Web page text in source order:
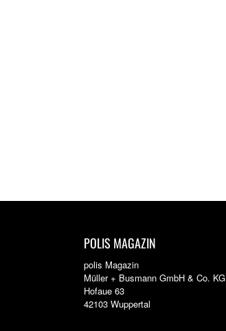
POLIS MAGAZIN
polis Magazin
Müller + Busmann GmbH & Co. KG
Hofaue 63
42103 Wuppertal